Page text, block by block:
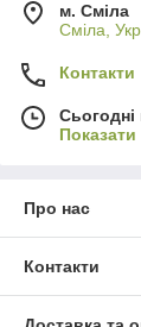
м. Сміла
Сміла,
Контакти
Про нас
Контакти